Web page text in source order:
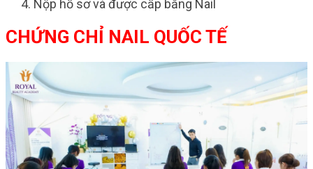
Nộp hồ sơ và được cấp bằng Nail
CHỨNG CHỈ NAIL QUỐC TẾ